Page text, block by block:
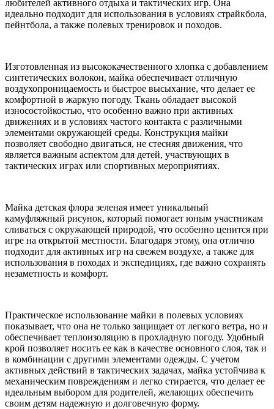
любителей активного отдыха и тактических игр. Она
идеально подходит для использования в условиях страйкбола,
пейнтбола, а также полевых тренировок и походов.
Изготовленная из высококачественного хлопка с добавлением
синтетических волокон, майка обеспечивает отличную
воздухопроницаемость и быстрое высыхание, что делает ее
комфортной в жаркую погоду. Ткань обладает высокой
износостойкостью, что особенно важно при активных
движениях и в условиях частого контакта с различными
элементами окружающей среды. Конструкция майки
позволяет свободно двигаться, не стесняя движения, что
является важным аспектом для детей, участвующих в
тактических играх или спортивных мероприятиях.
Майка детская флора зеленая имеет уникальный
камуфляжный рисунок, который помогает юным участникам
сливаться с окружающей природой, что особенно ценится при
игре на открытой местности. Благодаря этому, она отлично
подходит для активных игр на свежем воздухе, а также для
использования в походах и экспедициях, где важно сохранять
незаметность и комфорт.
Практическое использование майки в полевых условиях
показывает, что она не только защищает от легкого ветра, но и
обеспечивает теплоизоляцию в прохладную погоду. Удобный
крой позволяет носить ее как в качестве основного слоя, так и
в комбинации с другими элементами одежды. С учетом
активных действий в тактических задачах, майка устойчива к
механическим повреждениям и легко стирается, что делает ее
идеальным выбором для родителей, желающих обеспечить
своим детям надежную и долговечную форму.